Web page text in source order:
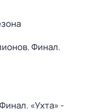
Финал.
«Ухта» -